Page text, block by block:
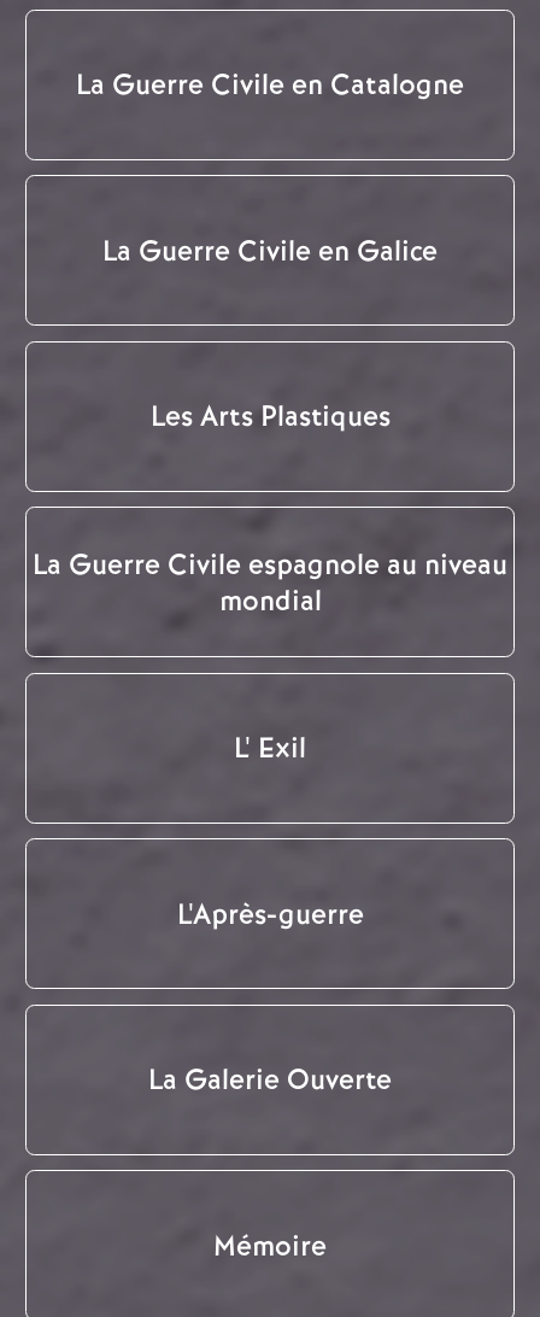
La Guerre Civile en Catalogne
La Guerre Civile en Galice
Les Arts Plastiques
La Guerre Civile espagnole au niveau
mondial
L' Exil
L'Après-guerre
La Galerie Ouverte
Mémoire